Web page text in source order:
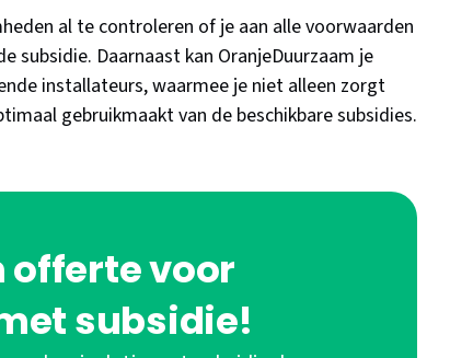
al te controleren of je aan alle voorwaarden
Daarnaast kan OranjeDuurzaam je
installateurs, waarmee je niet alleen zorgt
gebruikmaakt van de beschikbare subsidies.
offerte voor
subsidie!